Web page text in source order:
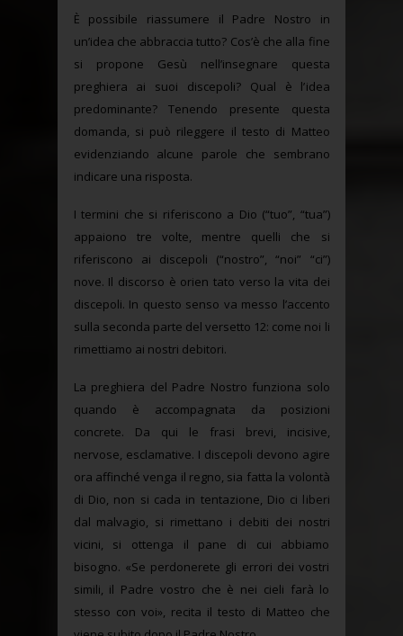
È possibile riassumere il Padre Nostro in
un’idea che abbraccia tutto? Cos’è che alla fine
si propone Gesù nell’insegnare questa
preghiera ai suoi discepoli? Qual è l’idea
predominante? Tenendo presente questa
domanda, si può rileggere il testo di Matteo
evidenziando alcune parole che sembrano
indicare una risposta.
I termini che si riferiscono a Dio (“tuo”, “tua”)
appaiono tre volte, mentre quelli che si
riferiscono ai discepoli (“nostro”, “noi” “ci”)
nove. Il discorso è orien tato verso la vita dei
discepoli. In questo senso va messo l’accento
sulla seconda parte del versetto 12: come noi li
rimettiamo ai nostri debitori.
La preghiera del Padre Nostro funziona solo
quando è accompagnata da posizioni
concrete. Da qui le frasi brevi, incisive,
nervose, esclamative. I discepoli devono agire
ora affinché venga il regno, sia fatta la volontà
di Dio, non si cada in tentazione, Dio ci liberi
dal malvagio, si rimettano i debiti dei nostri
vicini, si ottenga il pane di cui abbiamo
bisogno. «Se perdonerete gli errori dei vostri
simili, il Padre vostro che è nei cieli farà lo
stesso con voi», recita il testo di Matteo che